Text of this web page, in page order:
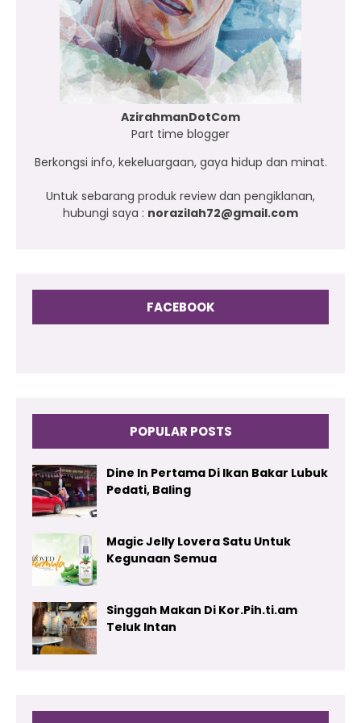
AzirahmanDotCom
Part time blogger
Berkongsi info, kekeluargaan, gaya hidup dan minat.
Untuk sebarang produk review dan pengiklanan,
hubungi saya : norazilah72@gmail.com
FACEBOOK
POPULAR POSTS
Dine In Pertama Di Ikan Bakar Lubuk
Pedati, Baling
Magic Jelly Lovera Satu Untuk
Kegunaan Semua
Singgah Makan Di Kor.Pih.ti.am
Teluk Intan